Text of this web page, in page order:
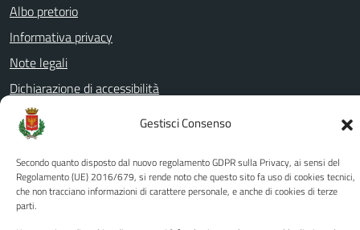
Gestisci Consenso
Secondo quanto disposto dal nuovo regolamento GDPR sulla Privacy, ai sensi del
Regolamento (UE) 2016/679, si rende noto che questo sito fa uso di cookies tecnici,
che non tracciano informazioni di carattere personale, e anche di cookies di terze
parti.
Albo pretorio
Informativa privacy
Note legali
Dichiarazione di accessibilità
Piano di miglioramento del sito
SEGUICI SU
Facebook